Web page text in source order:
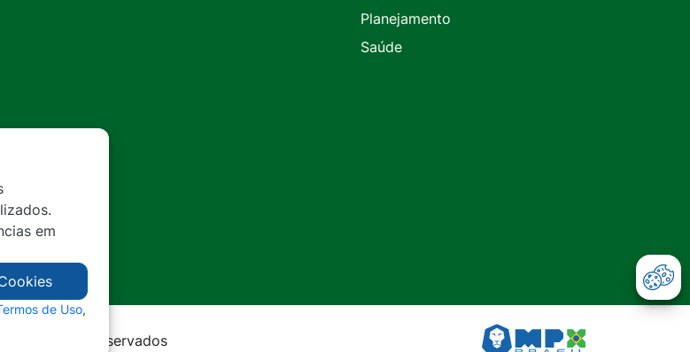
Planejamento
Saúde
os direitos reservados
em
de Uso,